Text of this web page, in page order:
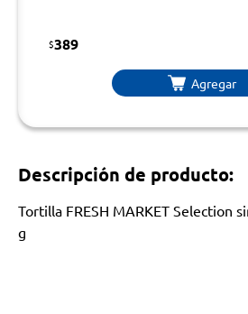
$389
Agregar
Descripción de producto:
Tortilla FRESH MARKET Selection
g